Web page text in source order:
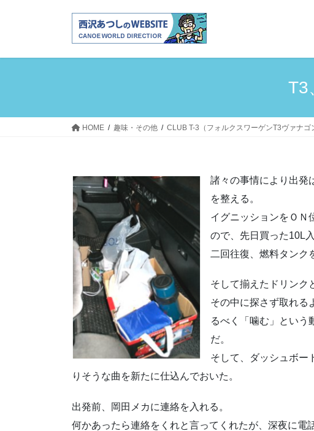
T3
HOME 趣味・その他 CLUB T-3（フォルクスワーゲンT3ヴァナゴ
諸々の事情により出発
を整える。
イグニッションをＯＮ
ので、先日買った10L
二回往復、燃料タンク
そして揃えたドリンク
その中に探さず取れる
るべく「噛む」という
だ。
そして、ダッシュボー
りそうな曲を新たに仕込んでおいた。
出発前、岡田メカに連絡を入れる。
何かあったら連絡をくれと言ってくれたが、深夜に電